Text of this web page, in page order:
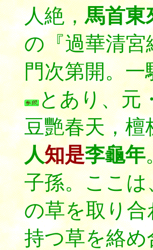
人絶，馬首東
の『過華清宮
門次第開。一
とあり、元
豆艷春天，檀
人知是李龜年
子孫。ここ
の草を取り
持つ草を絡